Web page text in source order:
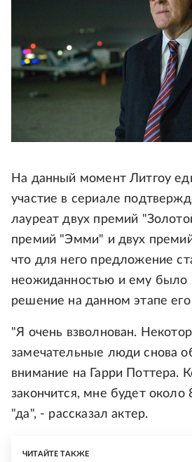
На данный момент Литгоу
участие в сериале
лауреат двух премий
премий "Эмми" и двух
что для него предложение
неожиданностью и ему было
решение на данном этапе
"Я очень взволнован.
замечательные люди снова
внимание на Гарри Поттера.
закончится, мне будет около
"да", - рассказал актер.
ЧИТАЙТЕ ТАКЖЕ